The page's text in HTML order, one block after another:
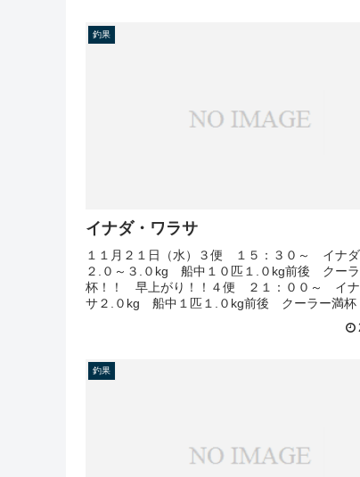
釣果
イナダ・ワラサ
１１月２１日（水）３便 １５：３０～ イナ
２.０～３.０kg 船中１０匹１.０kg前後 クー
杯！！ 早上がり！！４便 ２１：００～ イナ
サ２.０kg 船中１匹１.０kg前後 クーラー満杯
釣果